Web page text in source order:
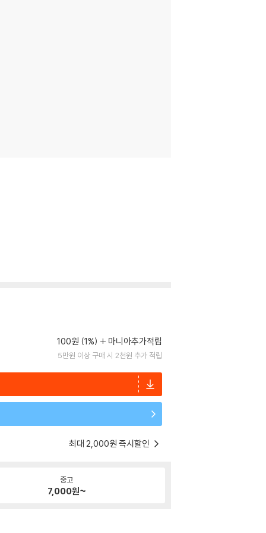
100원 (1%) 마니아추가적립
5만원 이상 구매 시 2천원 추가 적립
최대 2,000원 즉시할인
중고
7,000원~